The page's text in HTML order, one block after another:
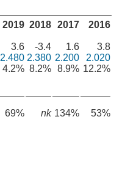
2019
3.6
2.480
4.2%
69%
2018
-3.4
2.380
8.2%
nk
2017
1.6
2.200
8.9%
134%
2016
3.8
2.020
12.2%
53%